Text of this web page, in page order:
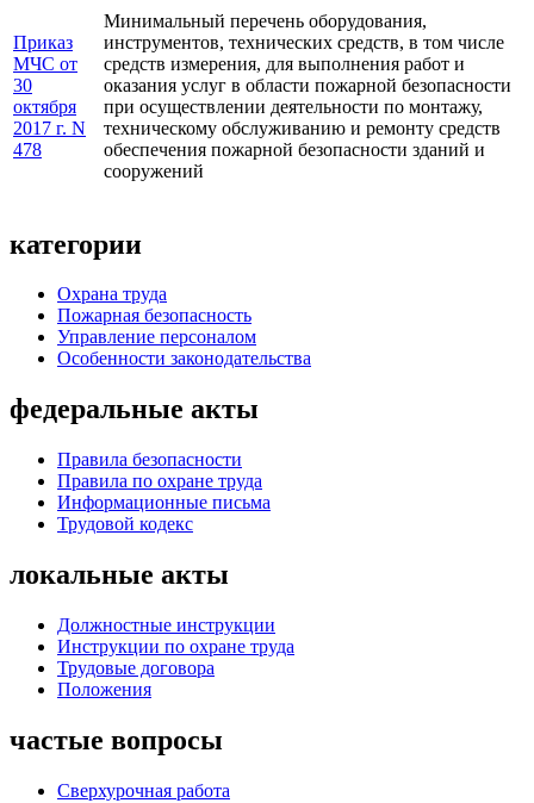
Приказ
МЧС от
30
октября
2017 г. N
478
Минимальный перечень оборудования,
инструментов, технических средств, в том числе
средств измерения, для выполнения работ и
оказания услуг в области пожарной безопасности
при осуществлении деятельности по монтажу,
техническому обслуживанию и ремонту средств
обеспечения пожарной безопасности зданий и
сооружений
категории
Охрана труда
Пожарная безопасность
Управление персоналом
Особенности законодательства
федеральные акты
Правила безопасности
Правила по охране труда
Информационные письма
Трудовой кодекс
локальные акты
Должностные инструкции
Инструкции по охране труда
Трудовые договора
Положения
частые вопросы
Сверхурочная работа